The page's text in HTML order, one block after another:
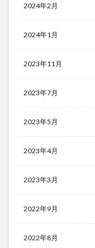
2024年2月
2024年1月
2023年11月
2023年7月
2023年5月
2023年4月
2023年3月
2022年9月
2022年8月